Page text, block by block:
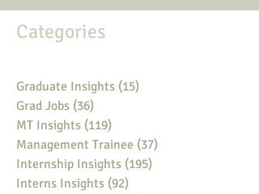
Categories
Graduate Insights (15)
Grad Jobs (36)
MT Insights (119)
Management Trainee (37)
Internship Insights (195)
Interns Insights (92)